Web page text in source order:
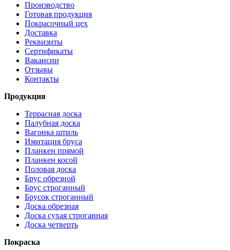
Производство
Готовая продукция
Покрасочный цех
Доставка
Реквизиты
Сертификаты
Вакансии
Отзывы
Контакты
Продукция
Террасная доска
Палубная доска
Вагонка штиль
Имитация бруса
Планкен прямой
Планкен косой
Половая доска
Брус обрезной
Брус строганный
Брусок строганный
Доска обрезная
Доска сухая строганная
Доска четверть
Покраска